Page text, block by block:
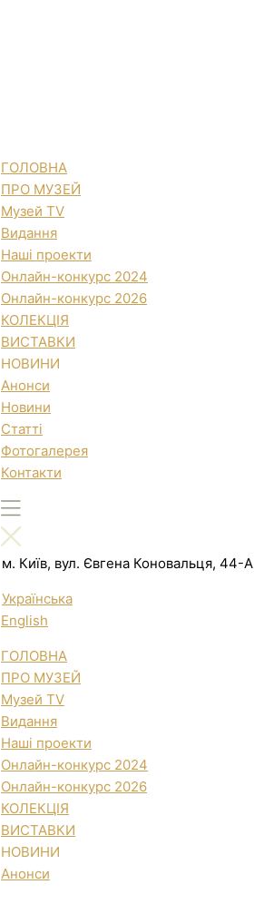
ГОЛОВНА
ПРО МУЗЕЙ
Музей TV
Видання
Наші проекти
Онлайн-конкурс 2024
Онлайн-конкурс 2026
КОЛЕКЦІЯ
ВИСТАВКИ
НОВИНИ
Анонси
Новини
Статті
Фотогалерея
Контакти
м. Київ, вул. Євгена Коновальця, 44-А
Українська
English
ГОЛОВНА
ПРО МУЗЕЙ
Музей TV
Видання
Наші проекти
Онлайн-конкурс 2024
Онлайн-конкурс 2026
КОЛЕКЦІЯ
ВИСТАВКИ
НОВИНИ
Анонси